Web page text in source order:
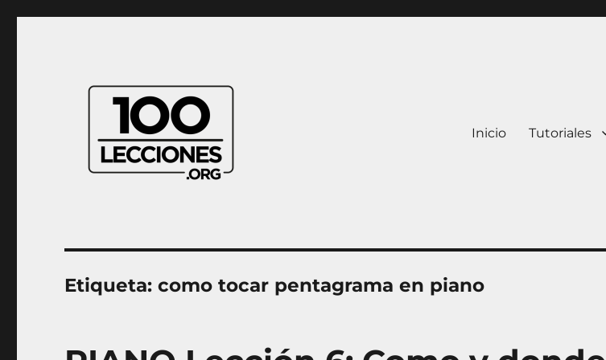
Inicio Tutoriales
Etiqueta:como tocar pentagrama en piano